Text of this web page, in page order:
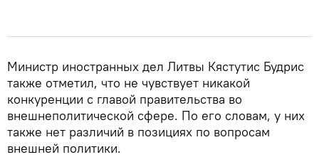
Министр иностранных дел Литвы Кястутис Будрис
также отметил, что не чувствует никакой
конкуренции с главой правительства во
внешнеполитической сфере. По его словам, у них
также нет различий в позициях по вопросам
внешней политики.